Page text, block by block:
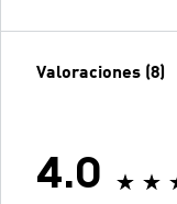
Valoraciones (8)
4.0